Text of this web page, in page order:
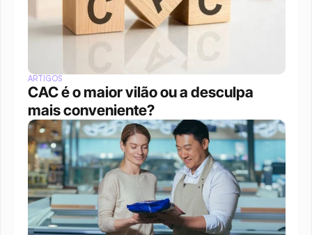
ARTIGOS
CAC é o maior vilão ou a desculpa
mais conveniente?